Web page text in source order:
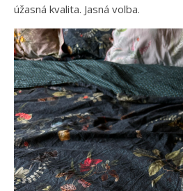
úžasná kvalita. Jasná volba.